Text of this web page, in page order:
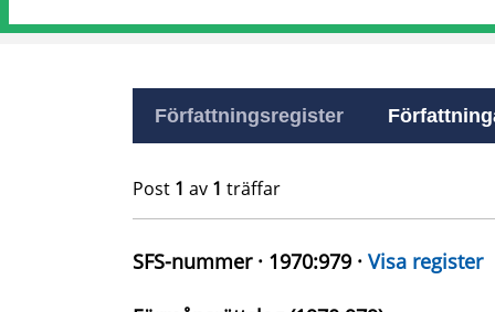
Författningsregister
Post 1 av 1 träffar
SFS-nummer · 1970:979 · Visa register